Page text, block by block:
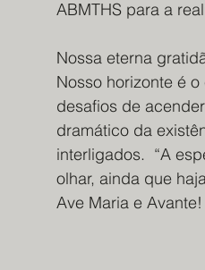
ABMTHS para a
Nossa eterna
Nosso horizonte é
desafios de
dramático da
interligados.  “A
olhar, ainda que
Ave Maria e